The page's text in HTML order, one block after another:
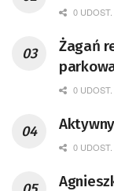
0 UDOST.
Żagań
0 UDOST.
0 UDOST.